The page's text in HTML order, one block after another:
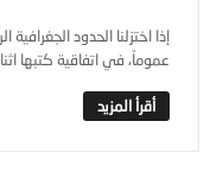
إذا اختزلنا الحدود
عموماً، في اتفاقية كتبها